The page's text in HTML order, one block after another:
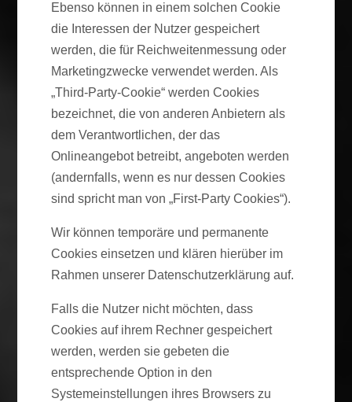
Ebenso können in einem solchen Cookie
die Interessen der Nutzer gespeichert
werden, die für Reichweitenmessung oder
Marketingzwecke verwendet werden. Als
„Third-Party-Cookie“ werden Cookies
bezeichnet, die von anderen Anbietern als
dem Verantwortlichen, der das
Onlineangebot betreibt, angeboten werden
(andernfalls, wenn es nur dessen Cookies
sind spricht man von „First-Party Cookies“).
Wir können temporäre und permanente
Cookies einsetzen und klären hierüber im
Rahmen unserer Datenschutzerklärung auf.
Falls die Nutzer nicht möchten, dass
Cookies auf ihrem Rechner gespeichert
werden, werden sie gebeten die
entsprechende Option in den
Systemeinstellungen ihres Browsers zu